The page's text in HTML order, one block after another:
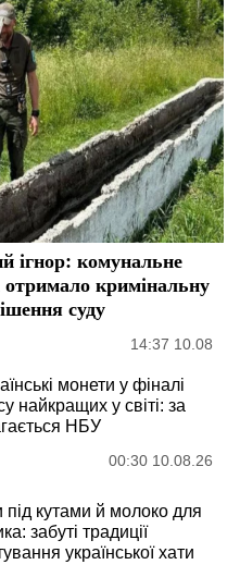
ігнор: комунальне
кримінальну
суду
14:37 10.08
монети у фіналі
найкращих у світі: за
НБУ
00:30 10.08.26
під кутами й молоко для
забуті традиції
української хати